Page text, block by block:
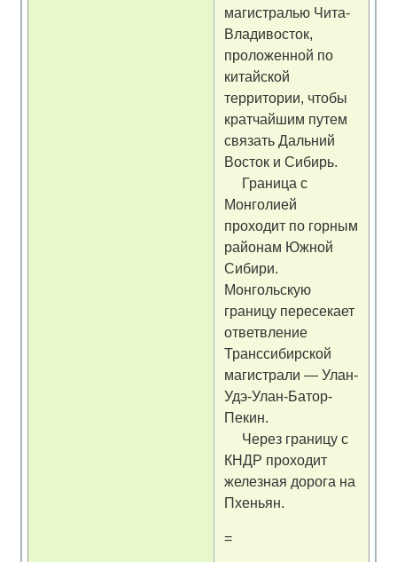
магистралью Чита-
Владивосток,
проложенной по
китайской
территории, чтобы
кратчайшим путем
связать Дальний
Восток и Сибирь.
Граница с
Монголией
проходит по горным
районам Южной
Сибири.
Монгольскую
границу пересекает
ответвление
Транссибирской
магистрали — Улан-
Удэ-Улан-Батор-
Пекин.
Через границу с
КНДР проходит
железная дорога на
Пхеньян.
=